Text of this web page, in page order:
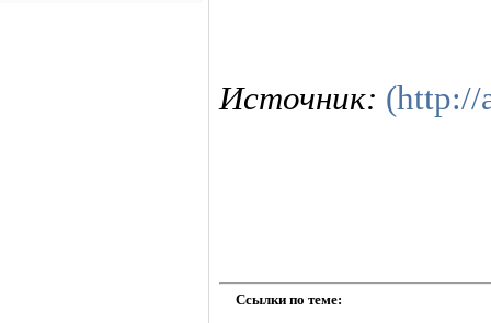
Источник: (http://
Ссылки по теме: